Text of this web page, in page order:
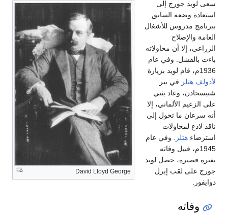
David Lloyd George
سعى لويد جورج إلى
استعادة وضعه السابق
ببرنامج مدروس للأشغال
العامة والإصلاح
الزراعي، إلا أن محاولاته
باءت بالفشل. وفي عام
1936م، قام لويد بزيارة
لأدولف هتلر في بير
شتيسجادن، وعاد يثني
على الزعيم الألماني، إلا
أنه سرعان ما تحول إلى
ناقد لاذع لمحاولات
استرضاء هتلر
. وفي عام
1945م، قبيل وفاته
بفترة قصيرة، حصل لويد
جورج على لقب إيرل
دوايفور.
وفاته